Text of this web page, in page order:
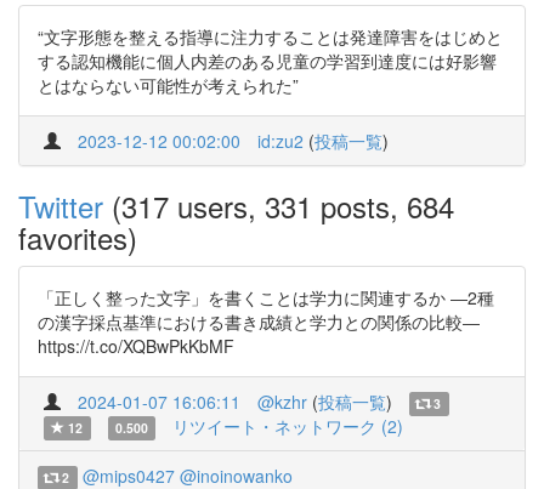
“文字形態を整える指導に注力することは発達障害をはじめと
する認知機能に個人内差のある児童の学習到達度には好影響
とはならない可能性が考えられた”
2023-12-12 00:02:00 id:zu2 (投稿一覧)
Twitter (317 users, 331 posts, 684
favorites)
「正しく整った文字」を書くことは学力に関連するか ―2種
の漢字採点基準における書き成績と学力との関係の比較―
https://t.co/XQBwPkKbMF
2024-01-07 16:06:11 @kzhr (投稿一覧)
3
12
0.500 リツイート・ネットワーク (2)
2 @mips0427 @inoinowanko